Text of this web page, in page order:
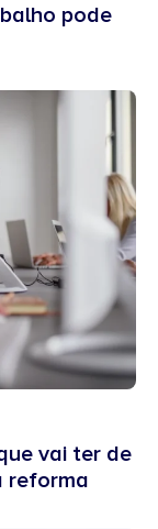
pode
vai ter de
reforma